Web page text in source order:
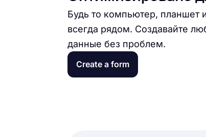
Будь то компьютер,
всегда рядом. Создавайте
данные без проблем.
Create a form